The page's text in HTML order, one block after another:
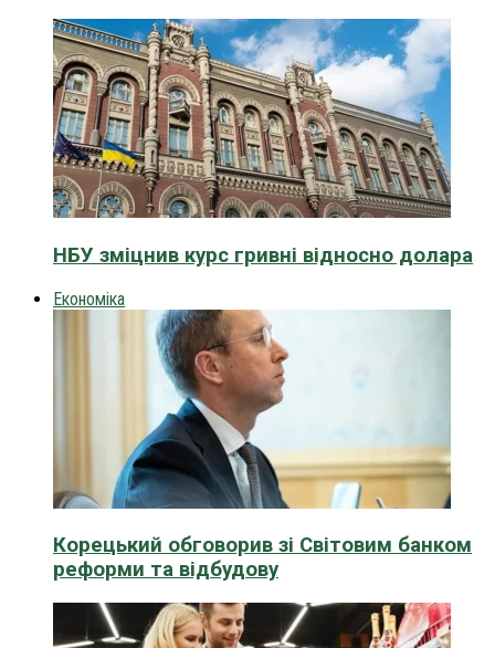
НБУ зміцнив курс гривні відносно долара
Економіка
Корецький обговорив зі Світовим банком
реформи та відбудову